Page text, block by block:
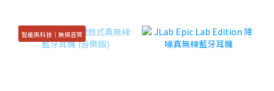
智能黑科技｜無損音質